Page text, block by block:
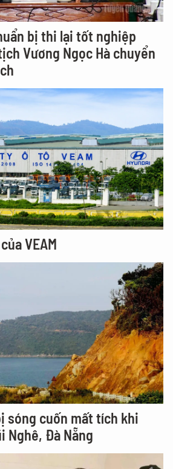
bị thi lại tốt nghiệp
Vương Ngọc Hà chuyển
VEAM
sóng cuốn mất tích khi
Nghê, Đà Nẵng